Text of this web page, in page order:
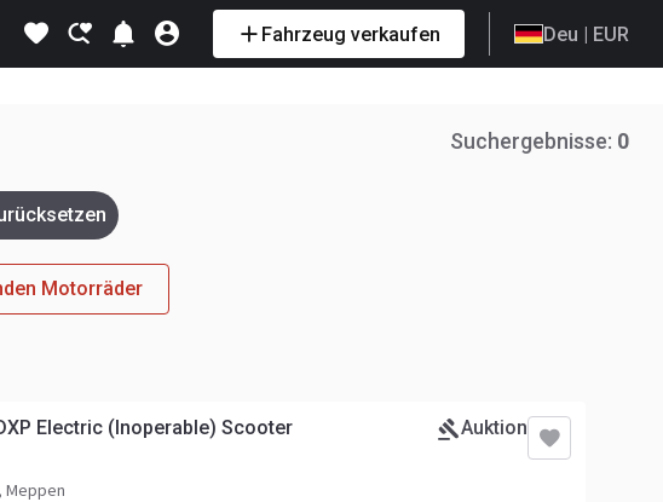
Fahrzeug verkaufen Deu | EUR
Suchergebnisse: 0
Motorräder
Electric (Inoperable) Scooter
Meppen
Auktion